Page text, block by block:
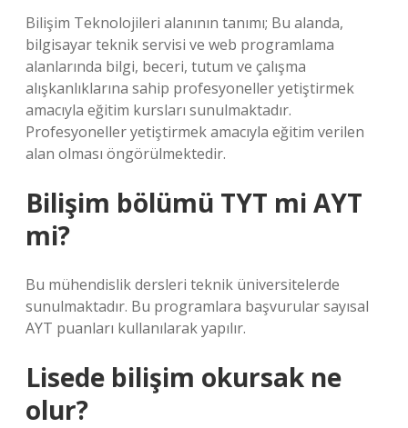
Bilişim Teknolojileri alanının tanımı; Bu alanda,
bilgisayar teknik servisi ve web programlama
alanlarında bilgi, beceri, tutum ve çalışma
alışkanlıklarına sahip profesyoneller yetiştirmek
amacıyla eğitim kursları sunulmaktadır.
Profesyoneller yetiştirmek amacıyla eğitim verilen
alan olması öngörülmektedir.
Bilişim bölümü TYT mi AYT
mi?
Bu mühendislik dersleri teknik üniversitelerde
sunulmaktadır. Bu programlara başvurular sayısal
AYT puanları kullanılarak yapılır.
Lisede bilişim okursak ne
olur?